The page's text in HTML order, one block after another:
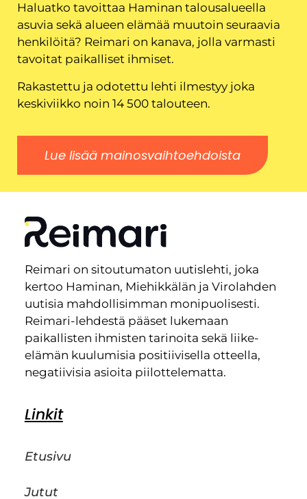
Haluatko tavoittaa Haminan talousalueella
asuvia sekä alueen elämää muutoin seuraavia
henkilöitä? Reimari on kanava, jolla varmasti
tavoitat paikalliset ihmiset.
Rakastettu ja odotettu lehti ilmestyy joka
keskiviikko noin 14 500 talouteen.
Lue lisää mainosvaihtoehdoista
Reimari on sitoutumaton uutislehti, joka
kertoo Haminan, Miehikkälän ja Virolahden
uutisia mahdollisimman monipuolisesti.
Reimari-lehdestä pääset lukemaan
paikallisten ihmisten tarinoita sekä liike-
elämän kuulumisia positiivisella otteella,
negatiivisia asioita piilottelematta.
Linkit
Etusivu
Jutut